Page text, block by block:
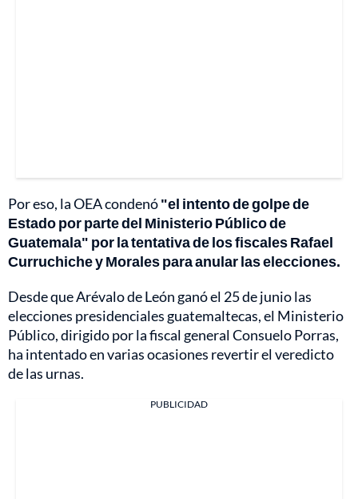
Por eso, la OEA condenó"el intento de golpe de
Estado por parte del Ministerio Público de
Guatemala" por la tentativa de los fiscales Rafael
Curruchiche y Morales para anular las elecciones.
Desde que Arévalo de León ganó el 25 de junio las
elecciones presidenciales guatemaltecas, el Ministerio
Público, dirigido por la fiscal general Consuelo Porras,
ha intentado en varias ocasiones revertir el veredicto
de las urnas.
PUBLICIDAD